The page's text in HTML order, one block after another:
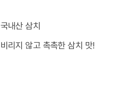
국내산 삼치
비리지 않고 촉촉한 삼치 맛!